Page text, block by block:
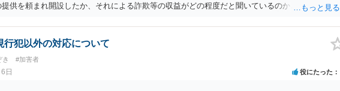
供を頼まれ開設したか、それによる詐欺等の収益がどの程度だと聞いているのかということに
任意取り調べの場合、ＩＣレコーダーを持参して取り調べ内容を録音することは必須だと考え
行犯以外の対応について
き #加害者
日 役にたった